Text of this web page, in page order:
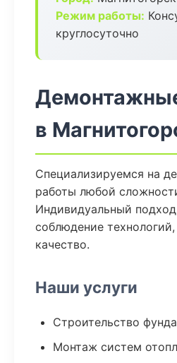
Режим работы:
круглосуточно
в
Специализируемся на
работы любой
Индивидуальный
соблюдение
качество.
Наши услуги
Строительство
Монтаж систем